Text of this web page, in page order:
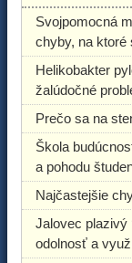
Svojpomocná
chyby, na ktoré
Helikobakter
žalúdočné
Prečo sa na
Škola
a pohodu
Najčastejšie
Jalovec plazivý
odolnosť a